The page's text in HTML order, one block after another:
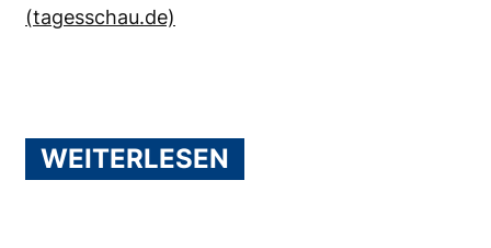
(tagesschau.de)
WEITERLESEN